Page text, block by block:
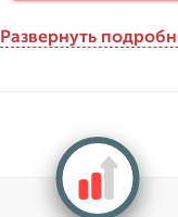
Развернуть